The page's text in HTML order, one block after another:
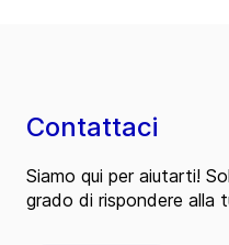
Contattaci
Siamo qui per aiutarti!
grado di rispondere alla